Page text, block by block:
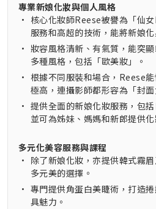
專業新娘化妝與個人風格
• 核心化妝師Reese被譽為「仙
服務和高超的技術，能將新娘化
• 妝容風格清新、有氣質，能突
多種風格，包括「歐美妝」。
• 根據不同服裝和場合，Reese
極高，連攝影師都形容為「封面
• 提供全面的新娘化妝服務，包
並可為姊妹、媽媽和新郎提供化
多元化美容服務與課程
• 除了新娘化妝，亦提供韓式霧
多元美的選擇。
• 專門提供角蛋白美睫術，打造
具魅力。